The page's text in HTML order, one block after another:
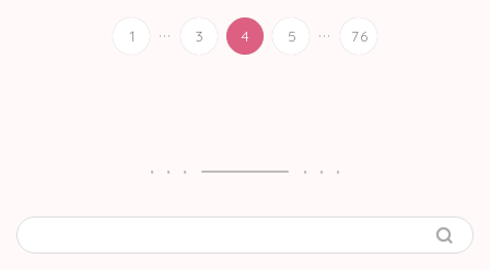
1 ... 3 4 5 ... 76